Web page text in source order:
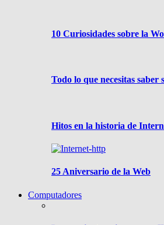
10 Curiosidades sobre la
Todo lo que necesitas saber
Hitos en la historia de
25 Aniversario de la Web
Computadores